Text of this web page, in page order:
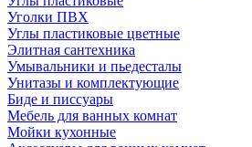
Уголки ПВХ
Углы пластиковые цветные
Элитная сантехника
Умывальники и пьедесталы
Унитазы и комплектующие
Биде и писсуары
Мебель для ванных комнат
Мойки кухонные